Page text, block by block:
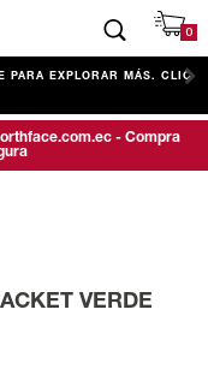
0
PARA EXPLORAR MÁS. CLIC
- Compra
VERDE